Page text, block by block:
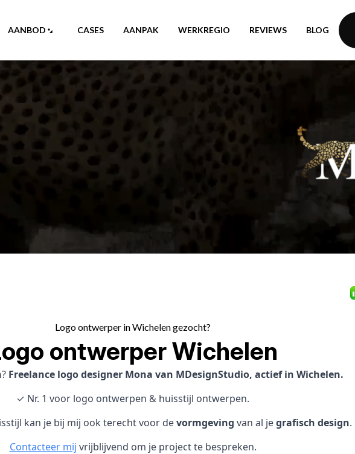
AANBOD CASES AANPAK WERKREGIO REVIEWS BLOG
Logo ontwerper in Wichelen gezocht?
ontwerper Wichelen
? Freelance logo designer Mona van MDesignStudio, actief in Wichelen.
✓ Nr. 1 voor logo ontwerpen & huisstijl ontwerpen.
kan je bij mij ook terecht voor devormgeving van al jegrafisch design.
Contacteer mij vrijblijvend om je project te bespreken.